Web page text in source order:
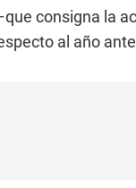
consigna la
al año